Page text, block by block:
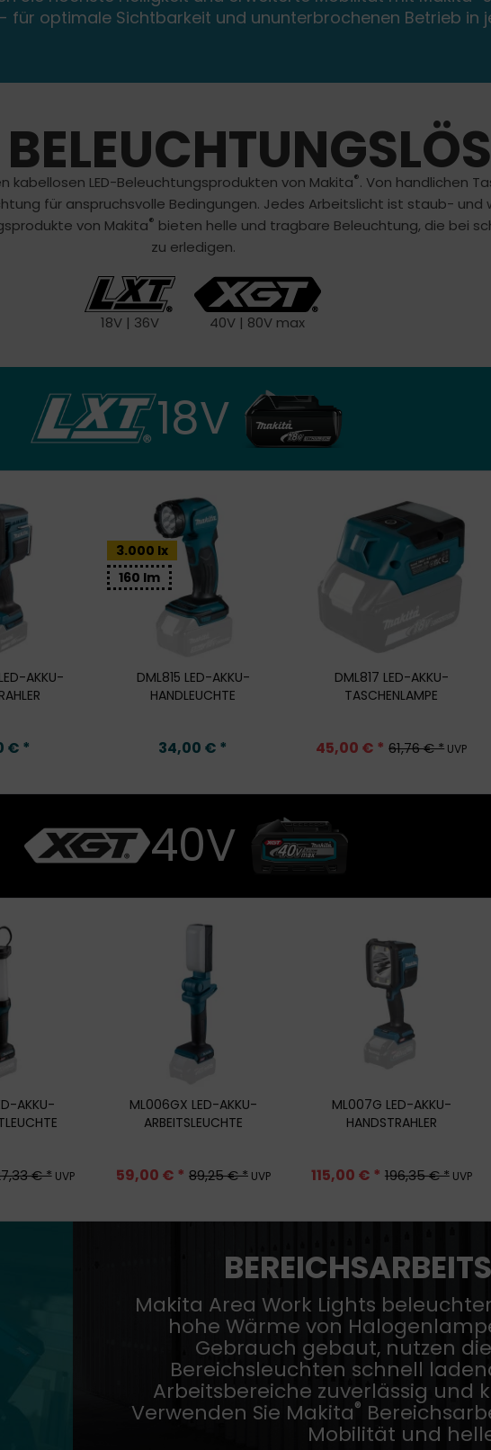
für optimale Sichtbarkeit und ununterbrochenen Betrieb in
kabellosen LED-Beleuchtungsprodukten von Makita®. Von handlichen
für anspruchsvolle Bedingungen. Jedes Arbeitslicht ist staub- und
von Makita® bieten helle und tragbare Beleuchtung, die bei
zu erledigen.
18V | 36V 40V | 80V max
18V
AKKU-
€ *
3.000 lx
160 lm
DML815 LED-AKKU-
HANDLEUCHTE
34,00 € *
DML817 LED-AKKU-
TASCHENLAMPE
45,00 € * 61,76 € * UVP
40V
AKKU-
€ *UVP
ML006GX LED-AKKU-
ARBEITSLEUCHTE
59,00 € * 89,25 € *UVP
ML007G LED-AKKU-
HANDSTRAHLER
115,00 € * 196,35 € *UVP
Makita Area Work Lights
hohe Wärme von
Gebrauch gebaut, nutzen
Bereichsleuchten schnell
Arbeitsbereiche zuverlässig und
Verwenden Sie Makita®
Mobilität und